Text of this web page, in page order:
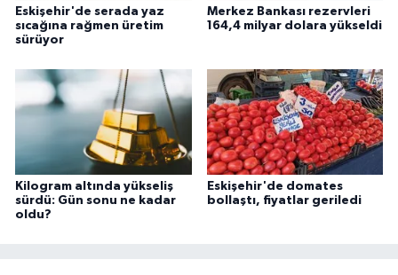
Eskişehir'de serada yaz
sıcağına rağmen üretim
sürüyor
Merkez Bankası rezervleri
164,4 milyar dolara yükseldi
Kilogram altında yükseliş
sürdü: Gün sonu ne kadar
oldu?
Eskişehir'de domates
bollaştı, fiyatlar geriledi